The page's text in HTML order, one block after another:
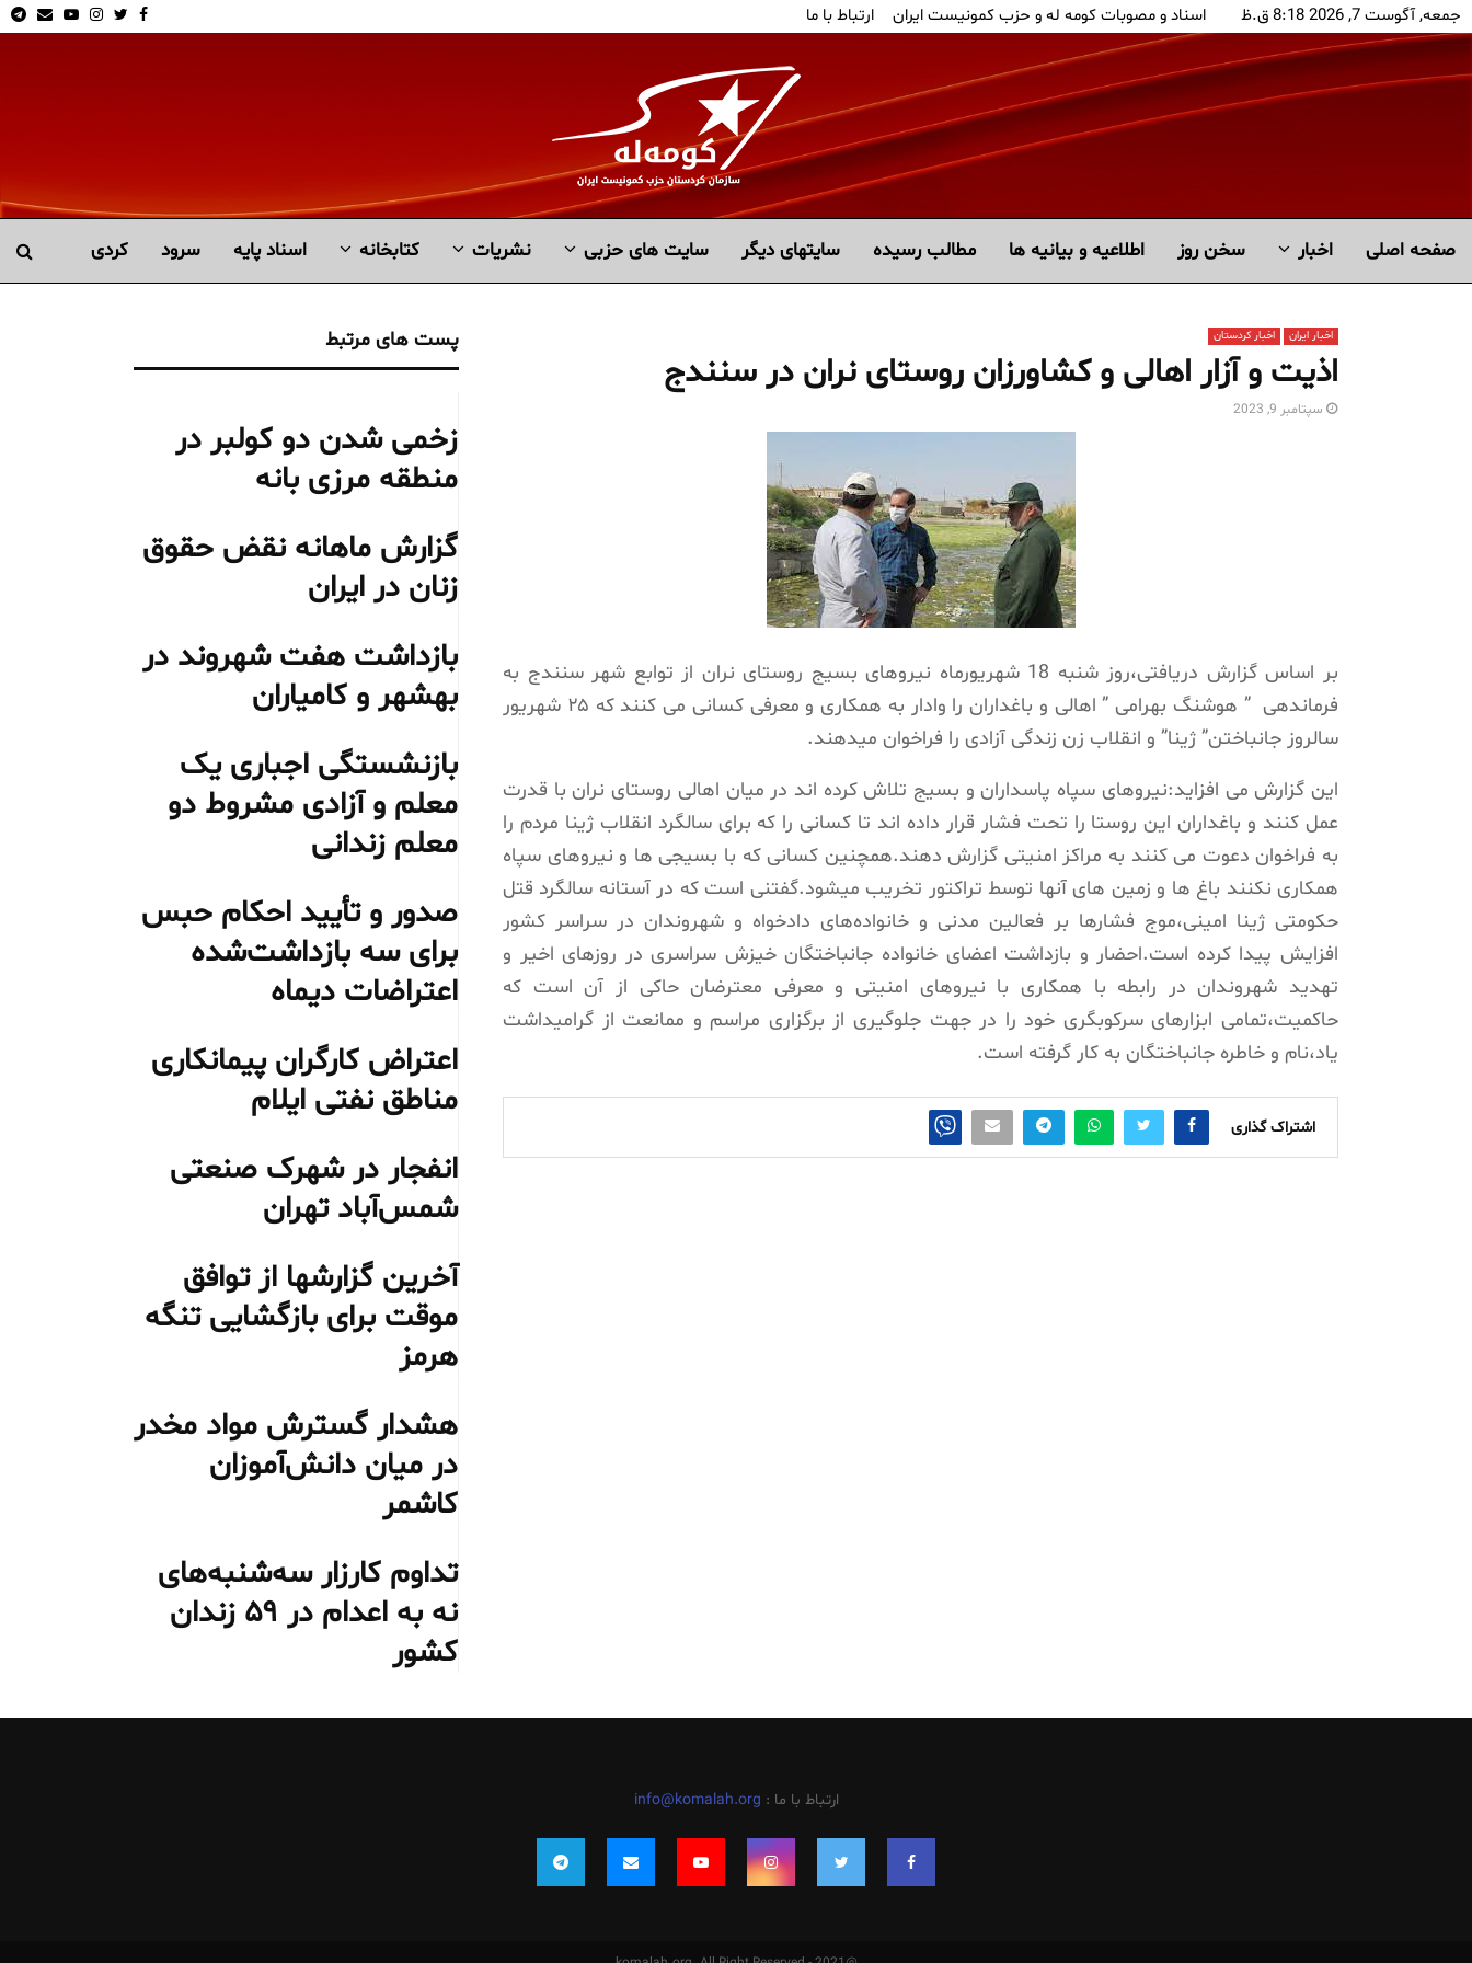
جمعه, آگوست 7, 2026 8:18 ق.ظ اسناد و مصوبات کومه له و حزب کمونیست ایران ارتباط با ما Facebook
Twitter
Instagram
Youtube
Email
صفحه اصلی اخبار سخن روز اطلاعیه و بیانیه ها مطالب رسیده سايتهاى ديگر سایت های حزبی نشریات کتابخانە اسناد پایه سرود کردی
اخبار ایران اخبار کردستان
اذیت و آزار اهالی و کشاورزان روستای نران در سنندج
سپتامبر 9, 2023
بر اساس گزارش دریافتی،روز شنبه 18 شهریورماه نیروهای بسیج روستای نران از توابع شهر سنندج به
فرماندهی ” هوشنگ بهرامی ” اهالی و باغداران را وادار به همکاری و معرفی کسانی می کنند که ۲۵ شهریور
سالروز جانباختن” ژینا” و انقلاب زن زندگی آزادی را فراخوان میدهند.
این گزارش می افزاید:نیروهای سپاه پاسداران و بسیج تلاش کرده اند در میان اهالی روستای نران با قدرت
عمل کنند و باغداران این روستا را تحت فشار قرار داده اند تا کسانی را که برای سالگرد انقلاب ژینا مردم را
به فراخوان دعوت می کنند به مراکز امنیتی گزارش دهند.همچنین کسانی که با بسیجی ها و نیروهای سپاه
همکاری نکنند باغ ها و زمین های آنها توسط تراکتور تخریب میشود.گفتنی است که در آستانه سالگرد قتل
حکومتی ژینا امینی،موج فشارها بر فعالین مدنی و خانواده‌های دادخواه و شهروندان در سراسر کشور
افزایش پیدا کرده است.احضار و بازداشت اعضای خانواده جانباختگان خیزش سراسری در روزهای اخیر و
تهدید شهروندان در رابطه با همکاری با نیروهای امنیتی و معرفی معترضان حاکی از آن است که
حاکمیت،تمامی ابزارهای سرکوبگری خود را در جهت جلوگیری از برگزاری مراسم و ممانعت از گرامیداشت
یاد،نام و خاطره جانباختگان به کار گرفته است.
اشتراک گذاری
پست های مرتبط
زخمی شدن دو کولبر در
منطقه مرزی بانه
گزارش ماهانه نقض حقوق
زنان در ایران
بازداشت هفت شهروند در
بهشهر و کامیاران
بازنشستگی اجباری یک
معلم و آزادی مشروط دو
معلم زندانی
صدور و تأیید احکام حبس
برای سه بازداشت‌شده
اعتراضات دیماه
اعتراض کارگران پیمانکاری
مناطق نفتی ایلام
انفجار در شهرک صنعتی
شمس‌آباد تهران
آخرین گزارشها از توافق
موقت برای بازگشایی تنگه
هرمز
هشدار گسترش مواد مخدر
در میان دانش‌آموزان
کاشمر
تداوم کارزار سه‌شنبه‌های
نه به اعدام در ۵۹ زندان
کشور
ارتباط با ما : info@komalah.org